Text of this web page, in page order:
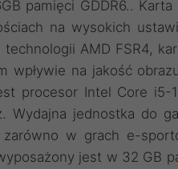
pamięci GDDR6..
na wysokich
AMD FSR4,
wpływie na jakość
procesor Intel Core
Wydajna jednostka do
w grach e-
jest w 32 GB